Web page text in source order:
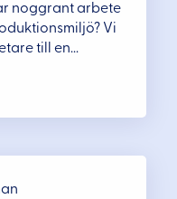
noggrant arbete
Vi
till en...